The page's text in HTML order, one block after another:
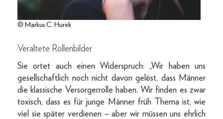
© Markus C. Hurek
Veraltete Rollenbilder
Sie ortet auch einen Widerspruch: „Wir haben uns
gesellschaftlich noch nicht davon gelöst, dass Männer
die klassische Versorgerrolle haben. Wir finden es zwar
toxisch, dass es für junge Männer früh Thema ist, wie
viel sie später verdienen – aber wir müssen uns ehrlich